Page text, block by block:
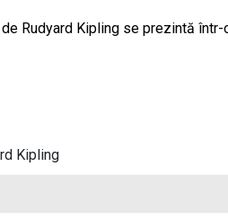
Rudyard Kipling se prezintă
Kipling